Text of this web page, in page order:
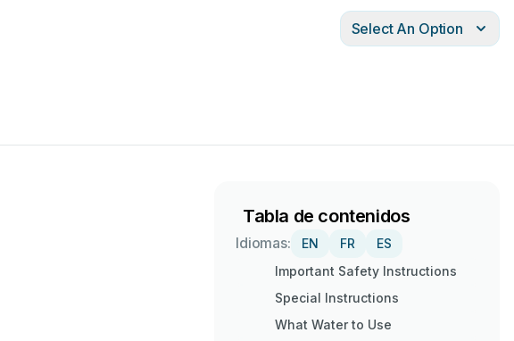
Select An Option
Tabla de contenidos
Idiomas: EN FR
ES
Important Safety Instructions
Special Instructions
What Water to Use